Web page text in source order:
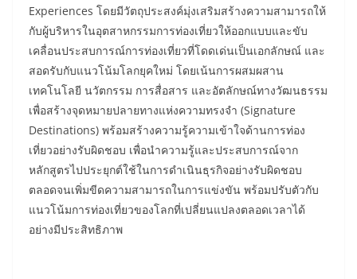
Experiences โดยมีวัตถุประสงค์มุ่งเสริมสร้างความสามารถให้
กับผู้บริหารในอุตสาหกรรมการท่องเที่ยวให้ออกแบบและขับ
เคลื่อนประสบการณ์การท่องเที่ยวที่โดดเด่นเป็นเอกลักษณ์ และ
สอดรับกับแนวโน้มโลกยุคใหม่ โดยเน้นการผสมผสาน
เทคโนโลยี นวัตกรรม การสื่อสาร และอัตลักษณ์ทางวัฒนธรรม
เพื่อสร้างจุดหมายปลายทางแห่งความทรงจำ (Signature
Destinations) พร้อมสร้างความรู้ความเข้าใจด้านการท่อง
เที่ยวอย่างรับผิดชอบ เพื่อนำความรู้และประสบการณ์จาก
หลักสูตรไปประยุกต์ใช้ในการดำเนินธุรกิจอย่างรับผิดชอบ
ตลอดจนเพิ่มขีดความสามารถในการแข่งขัน พร้อมปรับตัวกับ
แนวโน้มการท่องเที่ยวของโลกที่เปลี่ยนแปลงตลอดเวลาได้
อย่างมีประสิทธิภาพ